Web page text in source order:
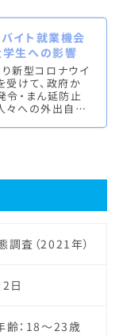
イト就業機会
生への影響
新型コロナウイ
けて、政府か
令・まん延防止
々への外出自粛
調査（2021年）
日
：18～23歳